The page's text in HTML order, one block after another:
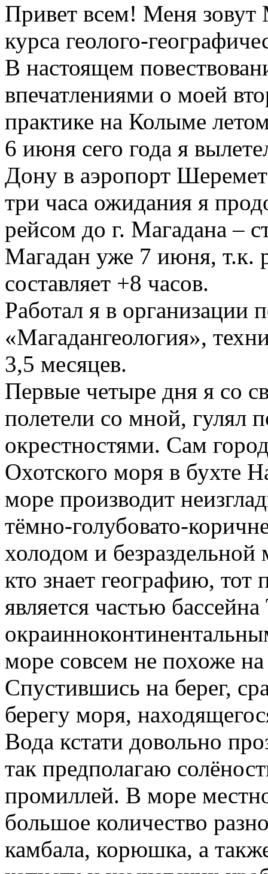
Привет всем! Меня зовут
курса геолого-
В настоящем
впечатлениями о моей
практике на Колыме
6 июня сего года я
Дону в аэропорт
три часа ожидания я
рейсом до г. Магадана –
Магадан уже 7 июня, т.к.
составляет +8 часов.
Работал я в организации
«Магадангеология»,
3,5 месяцев.
Первые четыре дня я со
полетели со мной, гулял
окрестностями. Сам
Охотского моря в бухте
море производит
тёмно-голубовато-
холодом и
кто знает географию,
является частью
море совсем не похоже
Спустившись на берег,
берегу моря,
Вода кстати довольно
так предполагаю
промиллей. В море
большое количество
камбала, корюшка, а